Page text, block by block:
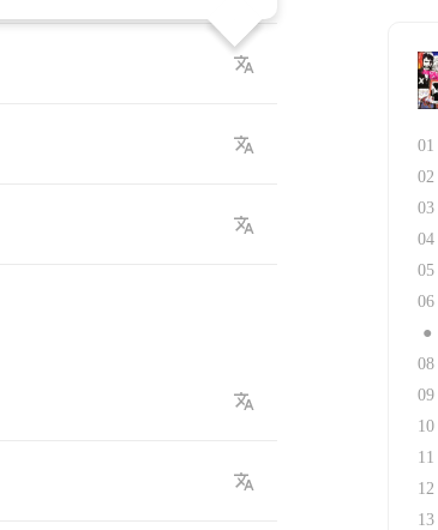
01
02
03
04
05
06
●
08
09
10
11
12
13